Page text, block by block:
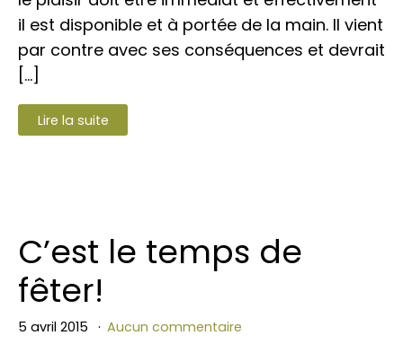
il est disponible et à portée de la main. Il vient
par contre avec ses conséquences et devrait
[…]
Lire la suite
C’est le temps de
fêter!
5 avril 2015 Aucun commentaire